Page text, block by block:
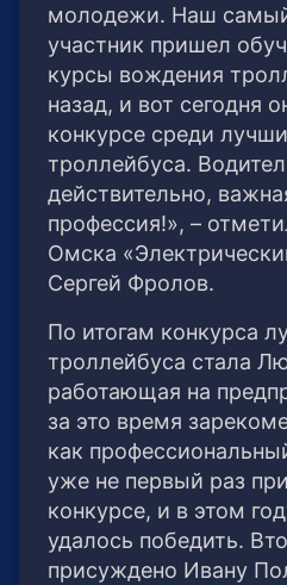
молодежи. Наш
участник пришел
курсы вождения
назад, и вот сегодня
конкурсе среди
троллейбуса.
действительно,
профессия!», –
Омска
Сергей Фролов.
По итогам конкурса
троллейбуса стала
работающая на
за это время
как
уже не первый раз
конкурсе, и в этом
удалось победить.
присуждено Ивану